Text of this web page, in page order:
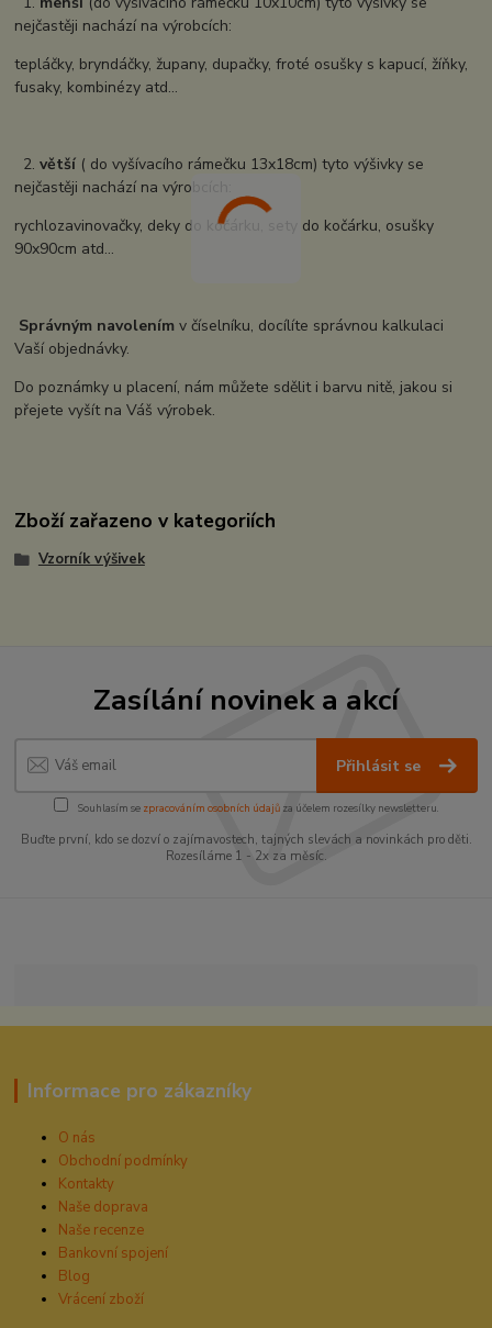
nejčastěji nachází na výrobcích:
tepláčky, bryndáčky, župany, dupačky, froté osušky s kapucí, žíňky,
fusaky, kombinézy atd...
2.větší ( do vyšívacího rámečku 13x18cm) tyto výšivky se
nejčastěji nachází na výrobcích:
rychlozavinovačky, deky do kočárku, sety do kočárku, osušky
90x90cm atd...
Správným navolením v číselníku, docílíte správnou kalkulaci
Vaší objednávky.
Do poznámky u placení, nám můžete sdělit i barvu nitě, jakou si
přejete vyšít na Váš výrobek.
Zboží zařazeno v kategoriích
Vzorník výšivek
Zasílání novinek a akcí
Přihlásit se
Souhlasím se zpracováním osobních údajůza účelem rozesílky newsletteru.
Buďte první, kdo se dozví o zajímavostech, tajných slevách a novinkách pro děti.
Rozesíláme 1 - 2x za měsíc.
Informace pro zákazníky
O nás
Obchodní podmínky
Kontakty
Naše doprava
Naše recenze
Bankovní spojení
Blog
Vrácení zboží